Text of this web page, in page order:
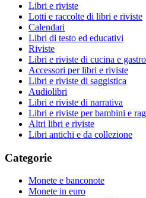
Libri e riviste
Lotti e raccolte di libri e riviste
Calendari
Libri di testo ed educativi
Riviste
Libri e riviste di cucina e
Accessori per libri e riviste
Libri e riviste di saggistica
Audiolibri
Libri e riviste di narrativa
Libri e riviste per bambini e
Altri libri e riviste
Libri antichi e da collezione
Categorie
Monete e banconote
Monete in euro